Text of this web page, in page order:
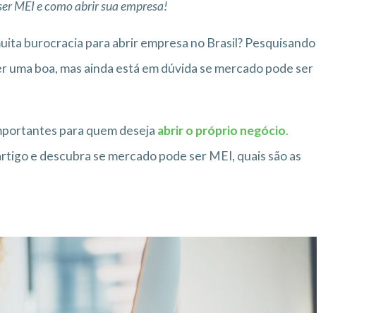
MEI e como abrir sua empresa!
burocracia para abrir empresa no Brasil? Pesquisando
boa, mas ainda está em dúvida se mercado pode ser
para quem deseja abrir o próprio negócio.
e descubra se mercado pode ser MEI, quais são as